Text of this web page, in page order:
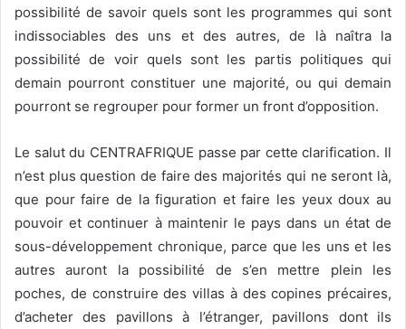
possibilité de savoir quels sont les programmes qui sont
indissociables des uns et des autres, de là naîtra la
possibilité de voir quels sont les partis politiques qui
demain pourront constituer une majorité, ou qui demain
pourront se regrouper pour former un front d’opposition.
Le salut du CENTRAFRIQUE passe par cette clarification. Il
n’est plus question de faire des majorités qui ne seront là,
que pour faire de la figuration et faire les yeux doux au
pouvoir et continuer à maintenir le pays dans un état de
sous-développement chronique, parce que les uns et les
autres auront la possibilité de s’en mettre plein les
poches, de construire des villas à des copines précaires,
d’acheter des pavillons à l’étranger, pavillons dont ils